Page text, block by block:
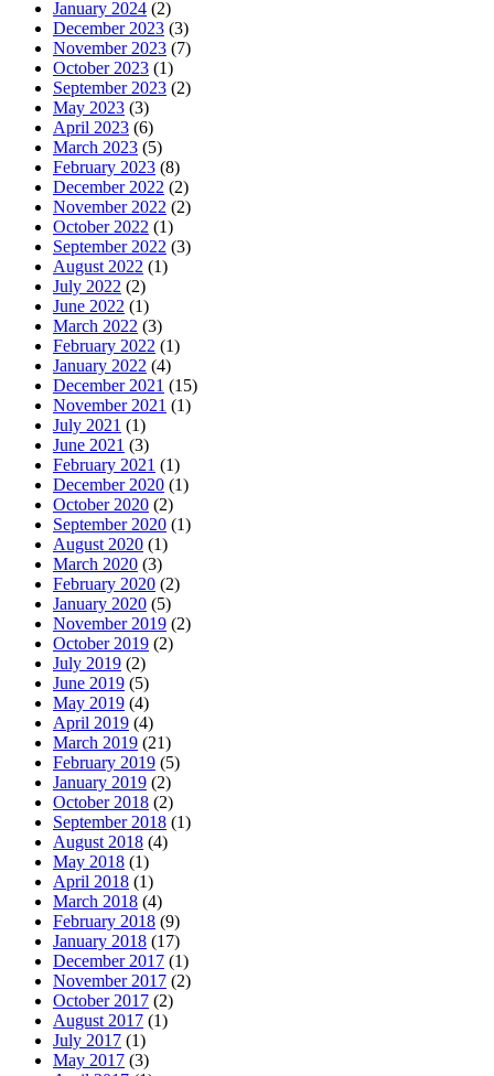
January 2024 (2)
December 2023 (3)
November 2023 (7)
October 2023 (1)
September 2023 (2)
May 2023 (3)
April 2023 (6)
March 2023 (5)
February 2023 (8)
December 2022 (2)
November 2022 (2)
October 2022 (1)
September 2022 (3)
August 2022 (1)
July 2022 (2)
June 2022 (1)
March 2022 (3)
February 2022 (1)
January 2022 (4)
December 2021 (15)
November 2021 (1)
July 2021 (1)
June 2021 (3)
February 2021 (1)
December 2020 (1)
October 2020 (2)
September 2020 (1)
August 2020 (1)
March 2020 (3)
February 2020 (2)
January 2020 (5)
November 2019 (2)
October 2019 (2)
July 2019 (2)
June 2019 (5)
May 2019 (4)
April 2019 (4)
March 2019 (21)
February 2019 (5)
January 2019 (2)
October 2018 (2)
September 2018 (1)
August 2018 (4)
May 2018 (1)
April 2018 (1)
March 2018 (4)
February 2018 (9)
January 2018 (17)
December 2017 (1)
November 2017 (2)
October 2017 (2)
August 2017 (1)
July 2017 (1)
May 2017 (3)